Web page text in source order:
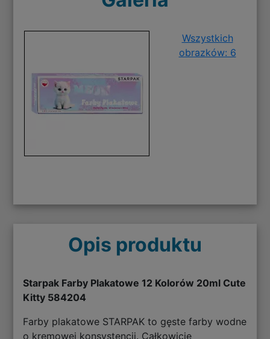
Wszystkich
obrazków: 6
Opis produktu
Starpak Farby Plakatowe 12 Kolorów 20ml Cute
Kitty 584204
Farby plakatowe STARPAK to gęste farby wodne
o kremowej konsystencji. Całkowicie